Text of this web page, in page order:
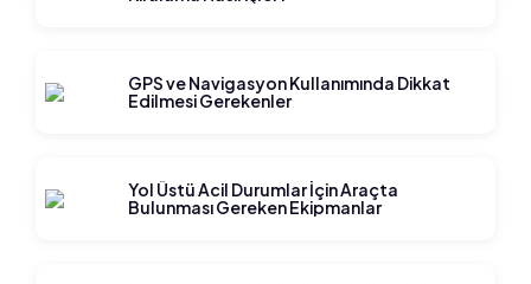
GPS ve Navigasyon Kullanımında Dikkat
Edilmesi Gerekenler
Yol Üstü Acil Durumlar İçin Araçta
Bulunması Gereken Ekipmanlar